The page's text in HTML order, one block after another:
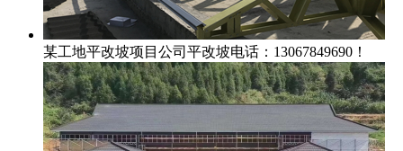
某工地平改坡项目 公司平改坡电话：13067849690！